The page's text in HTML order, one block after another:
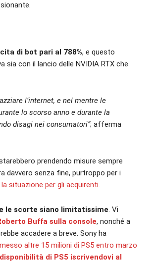
di bot pari al 788%, e questo
con il lancio delle NVIDIA RTX che
l’internet, e nel mentre le
lo scorso anno e durante la
disagi nei consumatori”; afferma
prendendo misure sempre
davvero senza fine, purtroppo per i
situazione per gli acquirenti.
le scorte siano limitatissime. Vi
Buffa sulla console, nonché a
accadere a breve. Sony ha
altre 15 milioni di PS5 entro marzo
di PS5 iscrivendovi al